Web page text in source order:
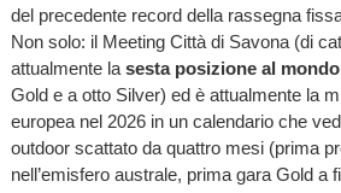
del precedente record della rassegna
Non solo: il Meeting Città di Savona (di
attualmente la sesta posizione al mondo
Gold e a otto Silver) ed è attualmente la
europea nel 2026 in un calendario che
outdoor scattato da quattro mesi (prima
nell’emisfero australe, prima gara Gold a